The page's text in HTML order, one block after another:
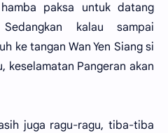
paksa untuk datang
kalau sampai
ke tangan Wan Yen Siang si
keselamatan Pangeran akan
juga ragu-ragu, tiba-tiba